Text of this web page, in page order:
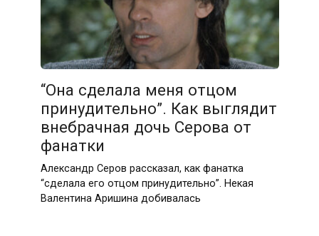
“Она сделала меня отцом
принудительно”. Как выглядит
внебрачная дочь Серова от
фанатки
Александр Серов рассказал, как фанатка
“сделала его отцом принудительно”. Некая
Валентина Аришина добивалась